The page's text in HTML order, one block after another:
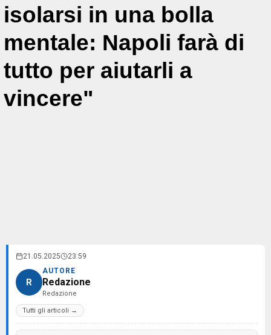
isolarsi in una bolla
mentale: Napoli farà di
tutto per aiutarli a
vincere"
21.05.2025 23:59
R
AUTORE
Redazione
Redazione
Tutti gli articoli →